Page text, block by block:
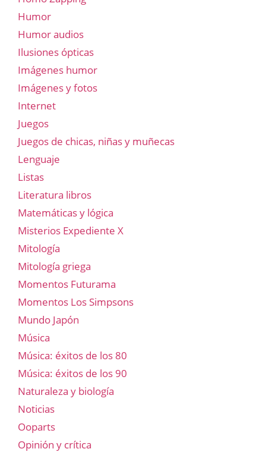
Humor
Humor audios
Ilusiones ópticas
Imágenes humor
Imágenes y fotos
Internet
Juegos
Juegos de chicas, niñas y muñecas
Lenguaje
Listas
Literatura libros
Matemáticas y lógica
Misterios Expediente X
Mitología
Mitología griega
Momentos Futurama
Momentos Los Simpsons
Mundo Japón
Música
Música: éxitos de los 80
Música: éxitos de los 90
Naturaleza y biología
Noticias
Ooparts
Opinión y crítica